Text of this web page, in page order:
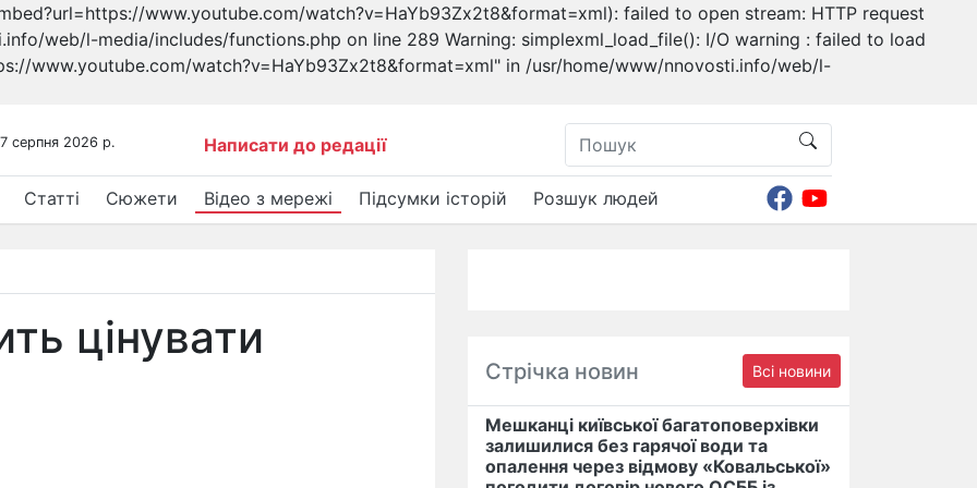
www.youtube.com/watch?v=HaYb93Zx2t8&format=xml): failed to open stream: HTTP request
web/l-media/includes/functions.php on line 289 Warning: simplexml_load_file(): I/O warning : failed to load
www.youtube.com/watch?v=HaYb93Zx2t8&format=xml" in /usr/home/www/nnovosti.info/web/l-
серпня 2026 р. Написати до редації
Статті Сюжети Відео з мережі Підсумки історій Розшук людей
цінувати
Стрічка новин Всі новини
Мешканці київської багатоповерхівки
залишилися без гарячої води та
опалення через відмову «Ковальської»